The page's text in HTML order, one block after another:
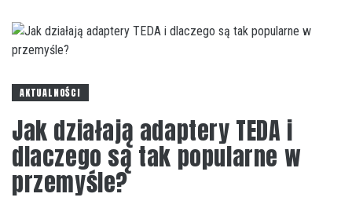
AKTUALNOŚCI
Jak działają adaptery TEDA i
dlaczego są tak popularne w
przemyśle?